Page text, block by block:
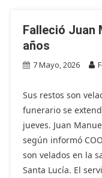
Falleció Juan
años
7 Mayo, 2026
Sus restos son
funerario se
jueves. Juan
según informó
son velados en la
Santa Lucía. El